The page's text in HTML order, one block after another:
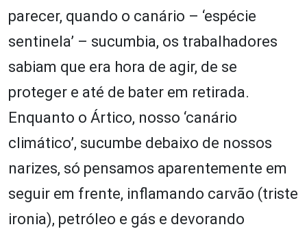
parecer, quando o canário – ‘espécie
sentinela’ – sucumbia, os trabalhadores
sabiam que era hora de agir, de se
proteger e até de bater em retirada.
Enquanto o Ártico, nosso ‘canário
climático’, sucumbe debaixo de nossos
narizes, só pensamos aparentemente em
seguir em frente, inflamando carvão (triste
ironia), petróleo e gás e devorando